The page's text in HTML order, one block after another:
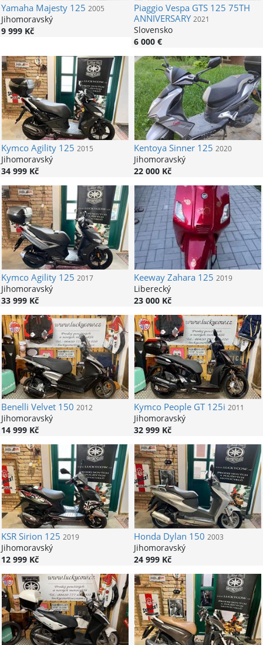
YamahaMajesty 125 2005
Jihomoravský
9 999 Kč
PiaggioVespa GTS 125 75TH
ANNIVERSARY2021
Slovensko
6 000 €
KymcoAgility 125 2015
Jihomoravský
34 999 Kč
KentoyaSinner 125 2020
Jihomoravský
22 000 Kč
KymcoAgility 125 2017
Jihomoravský
33 999 Kč
KeewayZahara 125 2019
Liberecký
23 000 Kč
Benelli Velvet 150 2012
Jihomoravský
14 999 Kč
KymcoPeople GT 125i 2011
Jihomoravský
32 999 Kč
KSRSirion 125 2019
Jihomoravský
12 999 Kč
HondaDylan 150 2003
Jihomoravský
24 999 Kč